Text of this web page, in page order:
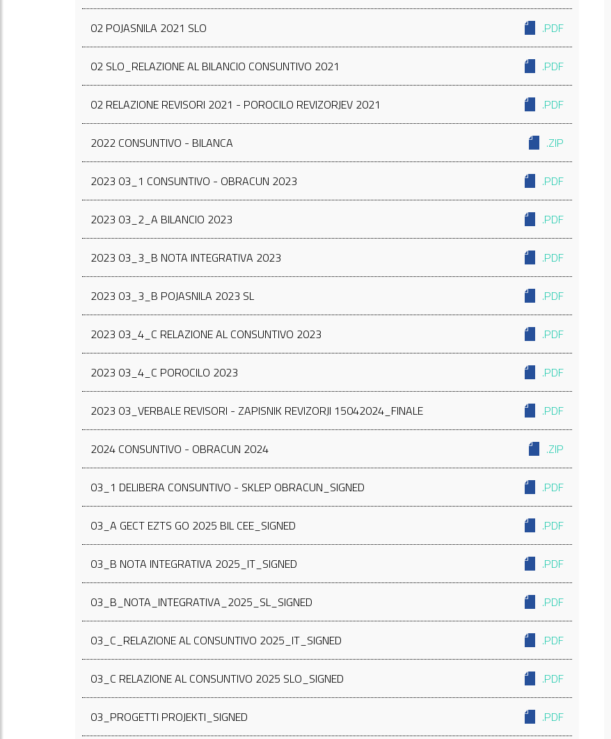
02 POJASNILA 2021 SLO .PDF
02 SLO_RELAZIONE AL BILANCIO CONSUNTIVO 2021 .PDF
02 RELAZIONE REVISORI 2021 - POROCILO REVIZORJEV 2021 .PDF
2022 CONSUNTIVO - BILANCA .ZIP
2023 03_1 CONSUNTIVO - OBRACUN 2023 .PDF
2023 03_2_A BILANCIO 2023 .PDF
2023 03_3_B NOTA INTEGRATIVA 2023 .PDF
2023 03_3_B POJASNILA 2023 SL .PDF
2023 03_4_C RELAZIONE AL CONSUNTIVO 2023 .PDF
2023 03_4_C POROCILO 2023 .PDF
2023 03_VERBALE REVISORI - ZAPISNIK REVIZORJI 15042024_FINALE .PDF
2024 CONSUNTIVO - OBRACUN 2024 .ZIP
03_1 DELIBERA CONSUNTIVO - SKLEP OBRACUN_SIGNED .PDF
03_A GECT EZTS GO 2025 BIL CEE_SIGNED .PDF
03_B NOTA INTEGRATIVA 2025_IT_SIGNED .PDF
03_B_NOTA_INTEGRATIVA_2025_SL_SIGNED .PDF
03_C_RELAZIONE AL CONSUNTIVO 2025_IT_SIGNED .PDF
03_C RELAZIONE AL CONSUNTIVO 2025 SLO_SIGNED .PDF
03_PROGETTI PROJEKTI_SIGNED .PDF